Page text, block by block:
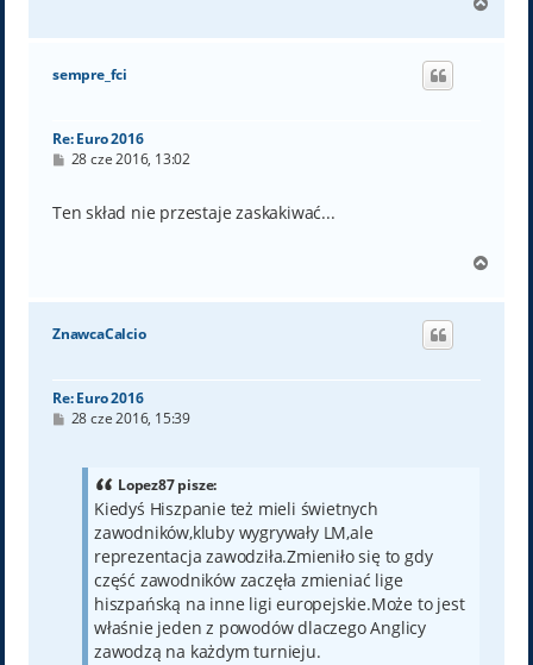
g
sempre_fci
Re: Euro 2016
P
t
28 cze 2016, 13:02
Ten skład nie przestaje zaskakiwać...
g
ZnawcaCalcio
Re: Euro 2016
P28 cze 2016, 15:39
Lopez87 pisze:
Kiedyś Hiszpanie też mieli świetnych
zawodników,kluby wygrywały LM,ale
reprezentacja zawodziła.Zmieniło się to gdy
część zawodników zaczęła zmieniać lige
hiszpańską na inne ligi europejskie.Może to jest
właśnie jeden z powodów dlaczego Anglicy
zawodzą na każdym turnieju.